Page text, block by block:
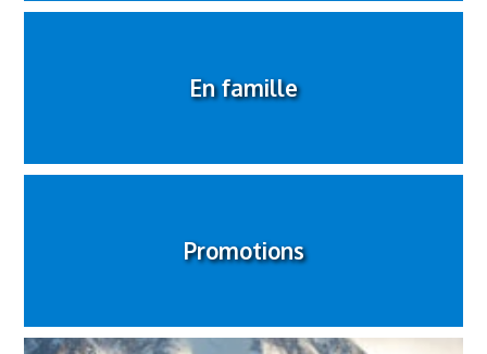
En famille
Promotions